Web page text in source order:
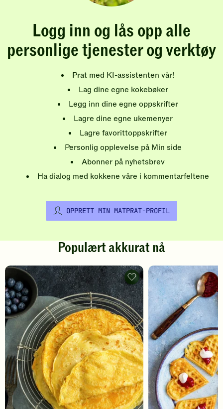
Logg inn og lås opp alle
personlige tjenester og verktøy
Prat med KI-assistenten vår!
Lag dine egne kokebøker
Legg inn dine egne oppskrifter
Lagre dine egne ukemenyer
Lagre favorittoppskrifter
Personlig opplevelse på Min side
Abonner på nyhetsbrev
Ha dialog med kokkene våre i kommentarfeltene
OPPRETT MIN MATPRAT-PROFIL
Populært akkurat nå
Pannekaker
-
legg
til
favoritter